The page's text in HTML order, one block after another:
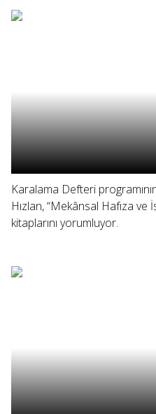
Karalama Defteri
Hızlan, “Mekânsal Hafıza ve
kitaplarını yorumluyor.